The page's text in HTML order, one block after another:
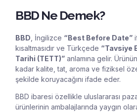
BBD Ne Demek?
BBD , İngilizce “Best Before Date”
kısaltmasıdır ve Türkçede “Tavsiye
Tarihi (TETT)” anlamına gelir.
kadar kalite, tat, aroma ve fiziksel
şekilde koruyacağını ifade eder.
BBD ibaresi özellikle uluslararası
ürünlerinin ambalajlarında yaygın